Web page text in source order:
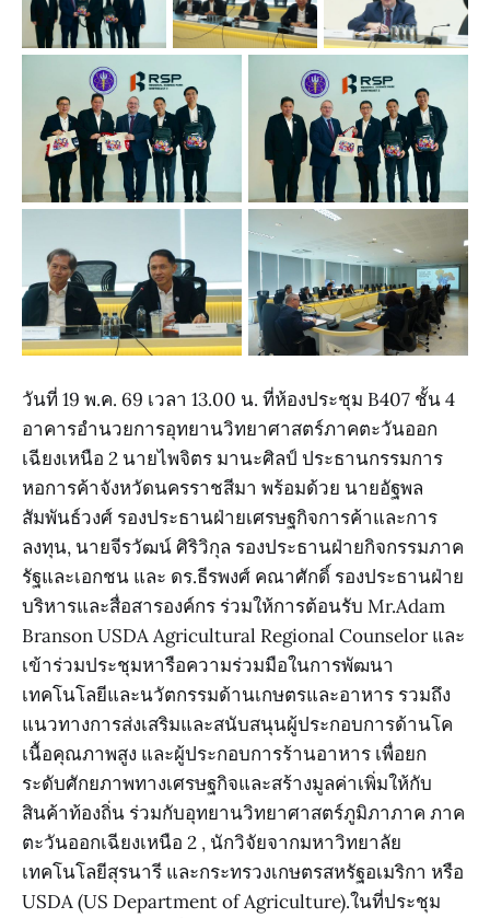
วันที่ 19 พ.ค. 69 เวลา 13.00 น. ที่ห้องประชุม B407 ชั้น 4
อาคารอำนวยการอุทยานวิทยาศาสตร์ภาคตะวันออก
เฉียงเหนือ 2 นายไพจิตร มานะศิลป์ ประธานกรรมการ
หอการค้าจังหวัดนครราชสีมา พร้อมด้วย นายอัฐพล
สัมพันธ์วงศ์ รองประธานฝ่ายเศรษฐกิจการค้าและการ
ลงทุน, นายจีรวัฒน์ ศิริวิกุล รองประธานฝ่ายกิจกรรมภาค
รัฐและเอกชน และ ดร.ธีรพงศ์ คณาศักดิ์ รองประธานฝ่าย
บริหารและสื่อสารองค์กร ร่วมให้การต้อนรับ Mr.Adam
Branson USDA Agricultural Regional Counselor และ
เข้าร่วมประชุมหารือความร่วมมือในการพัฒนา
เทคโนโลยีและนวัตกรรมด้านเกษตรและอาหาร รวมถึง
แนวทางการส่งเสริมและสนับสนุนผู้ประกอบการด้านโค
เนื้อคุณภาพสูง และผู้ประกอบการร้านอาหาร เพื่อยก
ระดับศักยภาพทางเศรษฐกิจและสร้างมูลค่าเพิ่มให้กับ
สินค้าท้องถิ่น ร่วมกับอุทยานวิทยาศาสตร์ภูมิภาภาค ภาค
ตะวันออกเฉียงเหนือ 2 , นักวิจัยจากมหาวิทยาลัย
เทคโนโลยีสุรนารี และกระทรวงเกษตรสหรัฐอเมริกา หรือ
USDA (US Department of Agriculture).ในที่ประชุม